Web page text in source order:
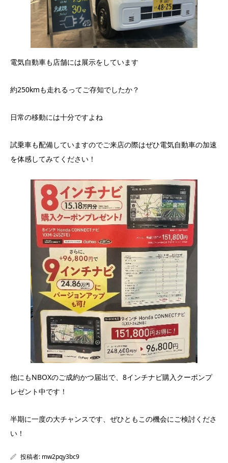
電気自動車も店舗には展示をしています
約250kmも走れるってご存知でしたか？
日常の移動には十分ですよね
試乗車も配備していますのでご来店の際はぜひ電気自動車の加速
を体感してみてください！
他にもNBOXのご成約かつ届出で、8インチナビ購入クーポンプ
レゼント中です！
半期に一度の大チャンスです、ぜひともこの機会にご検討くださ
い！
投稿者: mw2pqy3bc9